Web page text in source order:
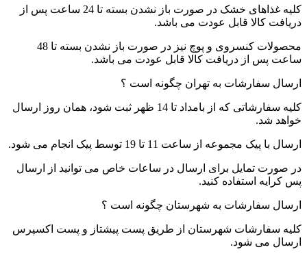
کلیه غذاهای خشک در صورت باز نشدن بسته تا 24 ساعت پس از
دریافت کالا قابل عودت می باشد.
محصولات کنسروی و پوچ نیز در صورت باز نشدن بسته تا 48
ساعت پس از دریافت کالا قابل عودت می باشد.
ارسال سفارشات به تهران چگونه است ؟
کلیه سفارشاتی که از بامداد تا 14 ظهر ثبت شود، همان روز ارسال
خواهد شد.
ارسال با پیک مجموعه از ساعت 11 تا 19 توسط پیک انجام می شود.
در صورت تمایل برای ارسال در ساعات خاص می توانید از ارسال
پس کرایه استفاده کنید.
ارسال سفارشات به شهرستان چگونه است ؟
کلیه سفارشات شهرستان از طریق پست پیشتاز و پست اکسپرس
ارسال می شود.